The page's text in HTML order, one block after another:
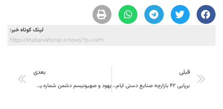
لینک کوتاه خبر:
https://khabarvahonar.ir/news/?p=111729
قبلی
برپایی ۴۲ بازارچه صنایع دستی ایام نوروز در خراسان جنوبی
بعدی
یهود و صهیونیسم دشمن شماره یک بشریت هستند